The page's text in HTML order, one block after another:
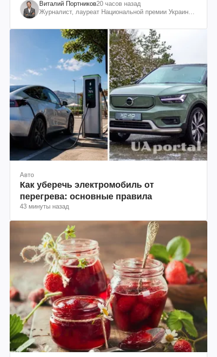
Виталий Портников20 часов назад
Журналист, лауреат Национальной премии Украины
Авто
Как уберечь электромобиль от
перегрева: основные правила
43 минуты назад